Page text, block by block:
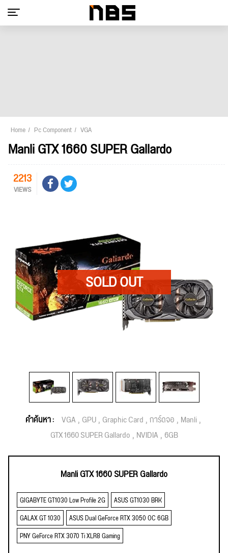
Home Pc Component VGA
Manli GTX 1660 SUPER Gallardo
2213
VIEWS
คำค้นหา : VGA GPU Graphic Card การ์ดจอ Manli
GTX 1660 SUPER Gallardo NVIDIA 6GB
Manli GTX 1660 SUPER Gallardo
GIGABYTE GT1030 Low Profile 2G
ASUS GT1030 BRK
GALAX GT 1030
ASUS Dual GeForce RTX 3050 OC 6GB
PNY GeForce RTX 3070 Ti XLR8 Gaming